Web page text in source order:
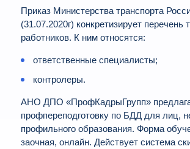
Приказ Министерства транспорта
(31.07.2020г) конкретизирует перечень
работников. К ним относятся:
ответственные специалисты;
контролеры.
АНО ДПО «ПрофКадрыГрупп»
профпереподготовку по БДД для лиц,
профильного образования. Форма
заочная, онлайн. Действует система